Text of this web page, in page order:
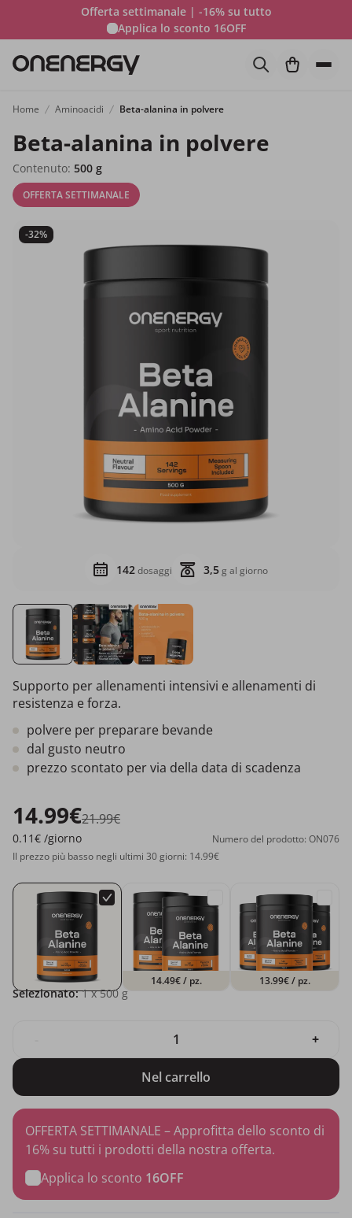
Offerta settimanale | -16% su tutto
Applica lo sconto 16OFF
Home Aminoacidi Beta-alanina in polvere
Beta-alanina in polvere
Contenuto: 500 g
OFFERTA SETTIMANALE
-32%
142dosaggi 3,5g al giorno
Supporto per allenamenti intensivi e allenamenti di
resistenza e forza.
polvere per preparare bevande
dal gusto neutro
prezzo scontato per via della data di scadenza
14.99€21.99€
0.11€ /giorno
Numero del prodotto: ON076
Il prezzo più basso negli ultimi 30 giorni: 14.99€
14.49€/ pz. 13.99€/ pz.
Selezionato: 1x 500 g
+
Nel carrello
OFFERTA SETTIMANALE – Approfitta dello sconto di
16% su tutti i prodotti della nostra offerta.
Applica lo sconto 16OFF